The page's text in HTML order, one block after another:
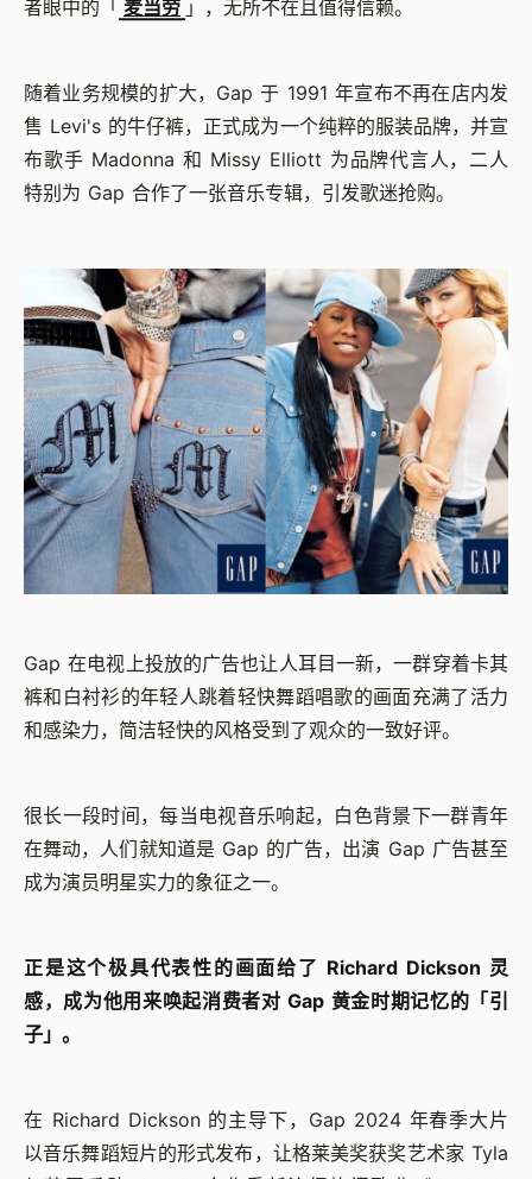
者眼中的「 麦当劳 」，无所不在且值得信赖。
随着业务规模的扩大，Gap 于 1991 年宣布不再在店内发
售 Levi's 的牛仔裤，正式成为一个纯粹的服装品牌，并宣
布歌手 Madonna 和 Missy Elliott 为品牌代言人，二人
特别为 Gap 合作了一张音乐专辑，引发歌迷抢购。
Gap 在电视上投放的广告也让人耳目一新，一群穿着卡其
裤和白衬衫的年轻人跳着轻快舞蹈唱歌的画面充满了活力
和感染力，简洁轻快的风格受到了观众的一致好评。
很长一段时间，每当电视音乐响起，白色背景下一群青年
在舞动，人们就知道是 Gap 的广告，出演 Gap 广告甚至
成为演员明星实力的象征之一。
正是这个极具代表性的画面给了 Richard Dickson 灵
感，成为他用来唤起消费者对 Gap 黄金时期记忆的「引
子」。
在 Richard Dickson 的主导下，Gap 2024 年春季大片
以音乐舞蹈短片的形式发布，让格莱美奖获奖艺术家 Tyla